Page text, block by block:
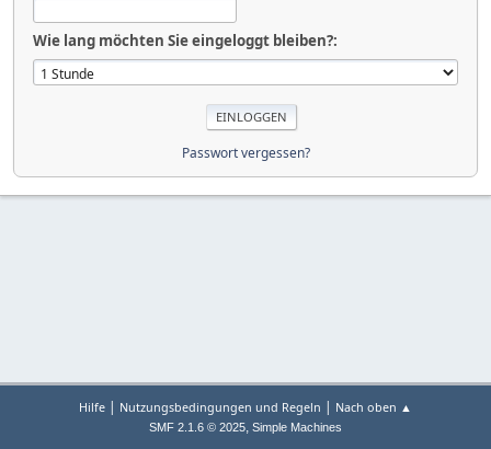
Wie lang möchten Sie eingeloggt bleiben?:
Passwort vergessen?
Hilfe | Nutzungsbedingungen und Regeln | Nach oben ▲
SMF 2.1.6 © 2025, Simple Machines